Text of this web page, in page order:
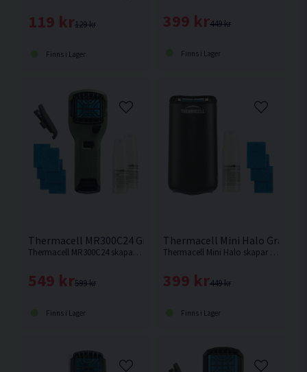
129 kr
119 kr
Finns i Lager
449 kr
399 kr
Finns i Lager
Thermacell MR300C24 Grön Mygg- & Knottskydd
Thermacell MR300C24 skapar en skyddszon på 20m². Ger 24 timmars skydd.
599 kr
549 kr
Finns i Lager
Thermacell Mini Halo Grafit
Thermacell Mini Halo skapar en skyddszon på 20m². Ger 12 timmars skydd.
449 kr
399 kr
Finns i Lager